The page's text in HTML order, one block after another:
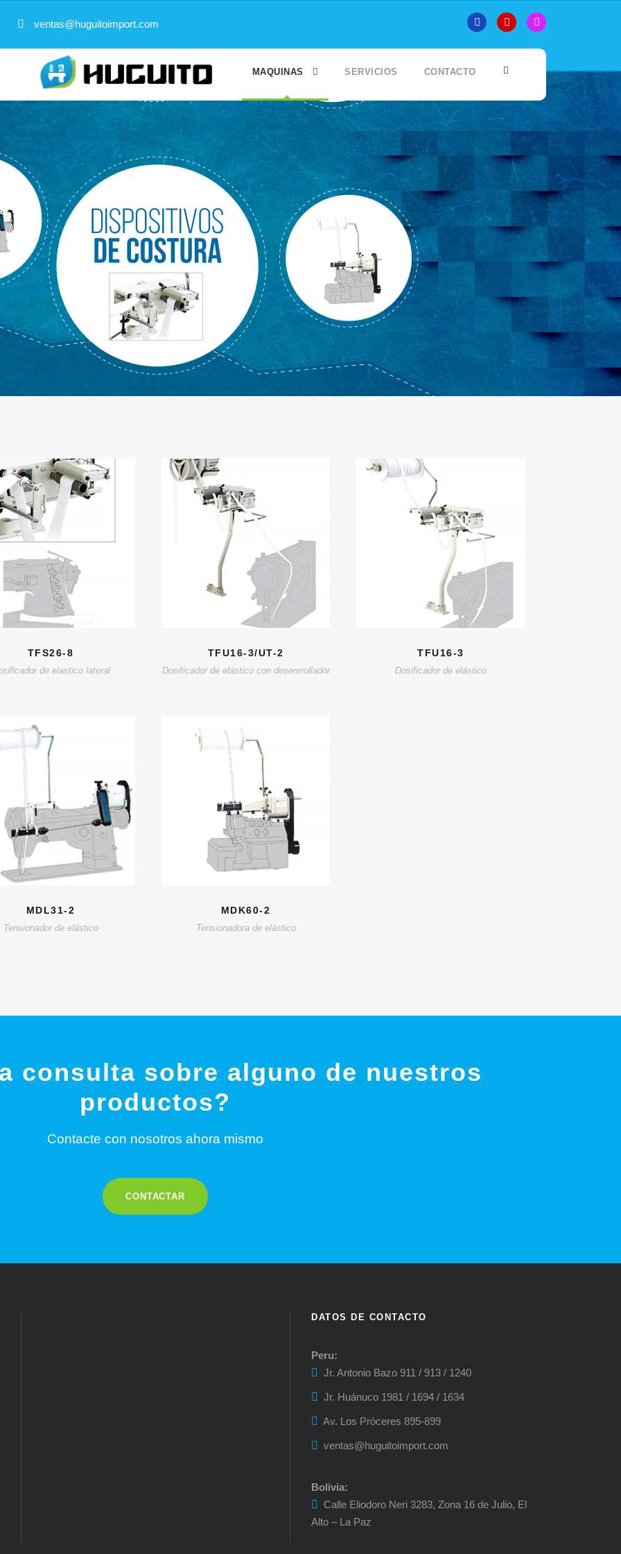
ventas@huguitoimport.com
MAQUINAS SERVICIOS CONTACTO
TFS26-8
de elastico lateral
TFU16-3/UT-2
Dosificador de elástico con desenrrollador
TFU16-3
Dosificador de elástico
MDL31-2
Tensionador de elástico
MDK60-2
Tensionadora de elástico
consulta sobre alguno de nuestros
productos?
Contacte con nosotros ahora mismo
CONTACTAR
DATOS DE CONTACTO
Peru:
Jr. Antonio Bazo 911 / 913 / 1240
Jr. Huánuco 1981 / 1694 / 1634
Av. Los Próceres 895-899
ventas@huguitoimport.com
Bolivia:
Calle Eliodoro Neri 3283, Zona 16 de Julio, El
Alto – La Paz